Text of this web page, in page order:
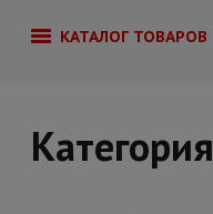
КАТАЛОГ ТОВАРОВ
Категория